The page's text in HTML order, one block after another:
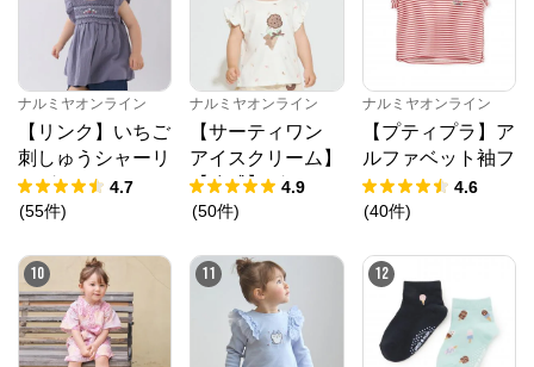
ナルミヤオンライン
【リンク】いちご
刺しゅうシャーリ
ングチュニック
4.7
(55件)
ナルミヤオンライン
【サーティワン
アイスクリーム】
【冷感】グラフィ
ック半袖Tシャツ
4.9
(50件)
ナルミヤオンライン
【プティプラ】ア
ルファベット袖フ
リルTシャツ
4.6
(40件)
10 11 12